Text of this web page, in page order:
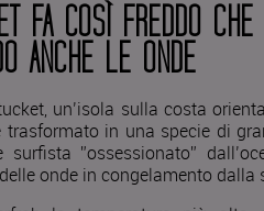
FA COSÌ FREDDO
ANCHE LE ONDE
un’isola sulla costa
trasformato in una specie di
”ossessionato”
onde in congelamento dalla